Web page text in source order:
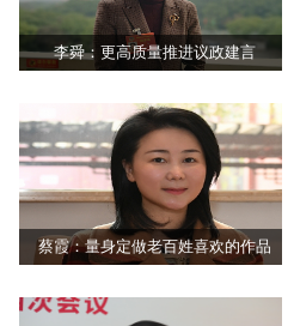
李舜：更高质量推进议政建言
蔡霞：量身定做老百姓喜欢的作品